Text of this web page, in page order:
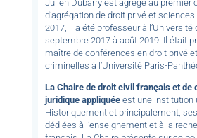
Julien Dubarry est agrégé au premier
d’agrégation de droit privé et
2017, il a été professeur à l’Université
septembre 2017 à août 2019. Il était
maître de conférences en droit privé
criminelles à l’Université Paris-
La Chaire de droit civil français et de
juridique appliquée est une institution
Historiquement et principalement,
dédiées à l’enseignement et à la